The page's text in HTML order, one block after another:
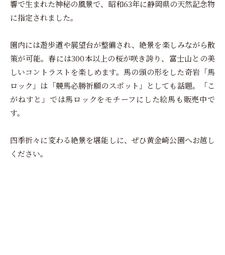
響で生まれた神秘の風景で、昭和63年に静岡県の天然記念物
に指定されました。
園内には遊歩道や展望台が整備され、絶景を楽しみながら散
策が可能。春には300本以上の桜が咲き誇り、富士山との美
しいコントラストを楽しめます。馬の頭の形をした奇岩「馬
ロック」は「競馬必勝祈願のスポット」としても話題。「こ
がねすと」では馬ロックをモチーフにした絵馬も販売中で
す。
四季折々に変わる絶景を堪能しに、ぜひ黄金崎公園へお越し
ください。